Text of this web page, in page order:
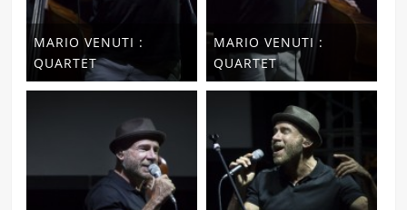
MARIO VENUTI :
QUARTET
MARIO VENUTI :
QUARTET